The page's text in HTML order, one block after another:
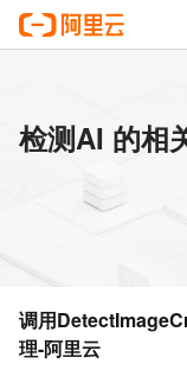
检测AI 的相
调用
理-阿里云